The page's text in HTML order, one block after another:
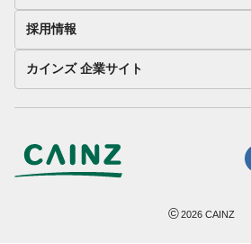
採用情報
カインズ 企業サイト
©2026 CAINZ